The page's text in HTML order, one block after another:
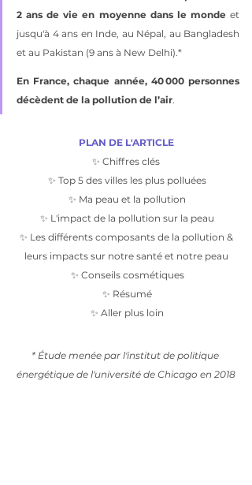
2 ans de vie en moyenne dans le monde et
jusqu'à 4 ans en Inde, au Népal, au Bangladesh
et au Pakistan (9 ans à New Delhi).*
En France, chaque année, 40 000 personnes
décèdent de la pollution de l’air.
PLAN DE L'ARTICLE
✨ Chiffres clés
✨ Top 5 des villes les plus polluées
✨ Ma peau et la pollution
✨ L'impact de la pollution sur la peau
leurs impacts sur notre santé et notre peau
✨ Conseils cosmétiques
✨ Résumé
✨ Aller plus loin
* Étude menée par l'institut de politique
énergétique de l'université de Chicago en 2018